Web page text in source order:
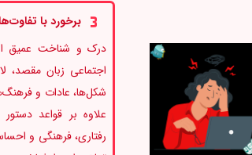
برخورد با
درک و شناخت عمیق
اجتماعی زبان مقصد،
شکل‌ها، عادات و
علاوه بر قواعد
رفتاری، فرهنگی و